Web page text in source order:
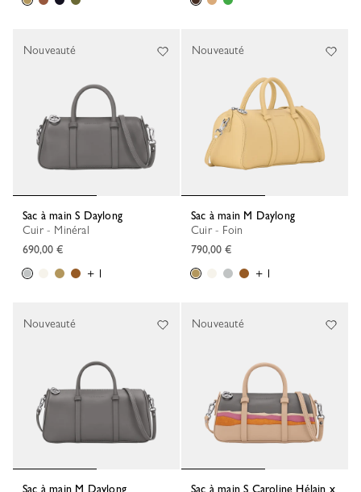
Sac à main S Daylong
Cuir - Minéral
690,00 €
+ 1
Nouveauté
Sac à main M Daylong
Cuir - Foin
790,00 €
+ 1
Nouveauté
Sac à main M Daylong
Nouveauté
Sac à main S Caroline Hélain x
Nouveauté